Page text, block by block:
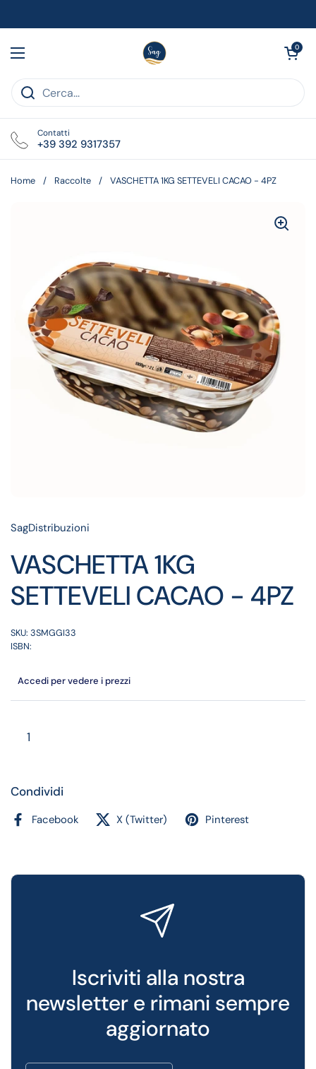
Apri menu
Apri carrello
0
Contatti
+39 392 9317357
Home / Raccolte / VASCHETTA 1KG SETTEVELI CACAO - 4PZ
SagDistribuzioni
VASCHETTA 1KG
SETTEVELI CACAO - 4PZ
SKU: 3SMGGI33
ISBN:
Accedi per vedere i prezzi
Condividi
Facebook X (Twitter) Pinterest
Iscriviti alla nostra
newsletter e rimani sempre
aggiornato